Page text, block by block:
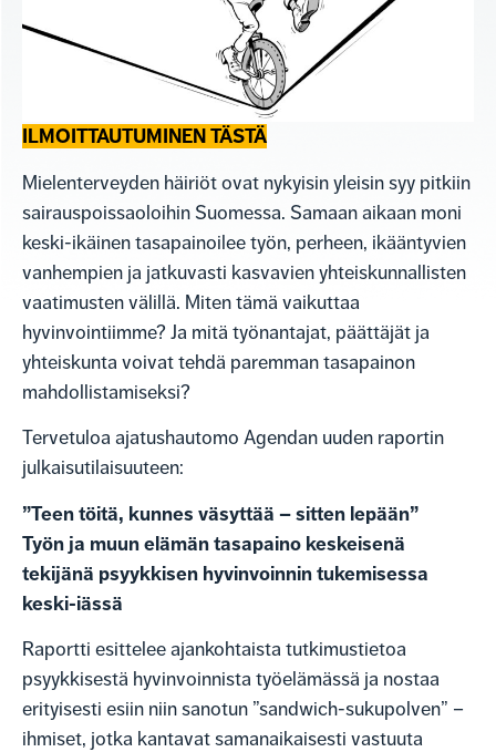
ILMOITTAUTUMINEN TÄSTÄ
Mielenterveyden häiriöt ovat nykyisin yleisin syy pitkiin
sairauspoissaoloihin Suomessa. Samaan aikaan moni
keski-ikäinen tasapainoilee työn, perheen, ikääntyvien
vanhempien ja jatkuvasti kasvavien yhteiskunnallisten
vaatimusten välillä. Miten tämä vaikuttaa
hyvinvointiimme? Ja mitä työnantajat, päättäjät ja
yhteiskunta voivat tehdä paremman tasapainon
mahdollistamiseksi?
Tervetuloa ajatushautomo Agendan uuden raportin
julkaisutilaisuuteen:
”Teen töitä, kunnes väsyttää – sitten lepään”
Työn ja muun elämän tasapaino keskeisenä
tekijänä psyykkisen hyvinvoinnin tukemisessa
keski-iässä
Raportti esittelee ajankohtaista tutkimustietoa
psyykkisestä hyvinvoinnista työelämässä ja nostaa
erityisesti esiin niin sanotun ”sandwich-sukupolven” –
ihmiset, jotka kantavat samanaikaisesti vastuuta